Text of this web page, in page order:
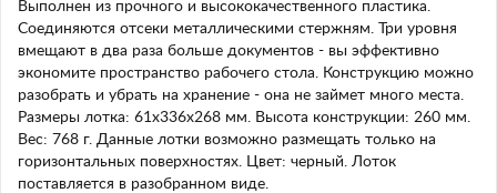
Выполнен из прочного и высококачественного пластика.
Соединяются отсеки металлическими стержням. Три уровня
вмещают в два раза больше документов - вы эффективно
экономите пространство рабочего стола. Конструкцию можно
разобрать и убрать на хранение - она не займет много места.
Размеры лотка: 61х336х268 мм. Высота конструкции: 260 мм.
Вес: 768 г. Данные лотки возможно размещать только на
горизонтальных поверхностях. Цвет: черный. Лоток
поставляется в разобранном виде.